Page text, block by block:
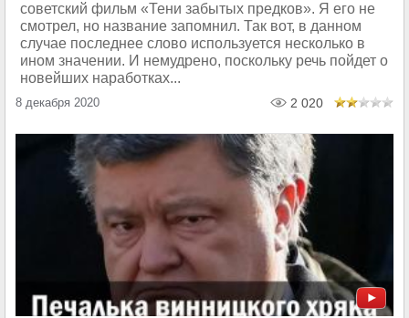
советский фильм «Тени забытых предков». Я его не
смотрел, но название запомнил. Так вот, в данном
случае последнее слово используется несколько в
ином значении. И немудрено, поскольку речь пойдет о
новейших наработках...
8 декабря 2020 2 020